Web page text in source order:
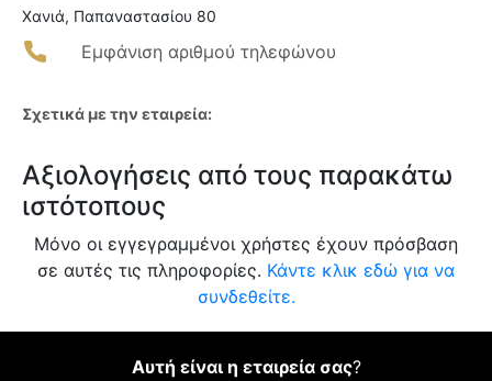
Χανιά, Παπαναστασίου 80
Εμφάνιση αριθμού τηλεφώνου
Σχετικά με την εταιρεία:
Αξιολογήσεις από τους παρακάτω
ιστότοπους
Μόνο οι εγγεγραμμένοι χρήστες έχουν πρόσβαση
σε αυτές τις πληροφορίες. Κάντε κλικ εδώ για να
συνδεθείτε.
Αυτή είναι η εταιρεία σας?